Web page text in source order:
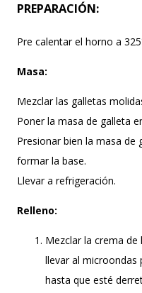
PREPARACIÓN:
Pre calentar el horno a
Masa:
Mezclar las galletas
Poner la masa de galleta
Presionar bien la masa de
formar la base.
Llevar a refrigeración.
Relleno:
Mezclar la crema
llevar al microondas
hasta que esté